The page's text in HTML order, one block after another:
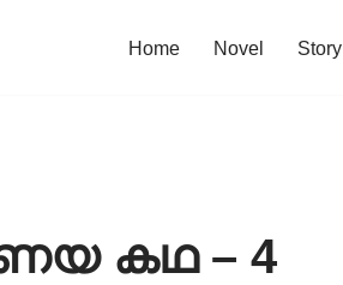
Home Novel Story
കഥ – 4